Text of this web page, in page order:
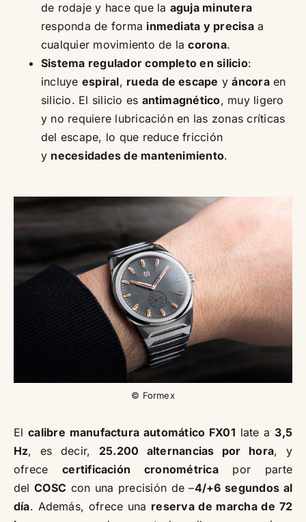
de rodaje y hace que la aguja minutera
responda de forma inmediata y precisaa
cualquier movimiento de lacorona.
Sistema regulador completo en silicio:
incluye espiral, rueda de escape yáncoraen
silicio. El silicio es antimagnético, muy ligero
y no requiere lubricación en las zonas críticas
del escape, lo que reduce fricción
y necesidades de mantenimiento.
© Formex
Elcalibre manufactura automático FX01 late a3,5
Hz, es decir, 25.200 alternancias por hora, y
ofrececertificación cronométricapor parte
delCOSC con una precisión de –4/+6 segundos al
día. Además, ofrece una reserva de marcha de 72